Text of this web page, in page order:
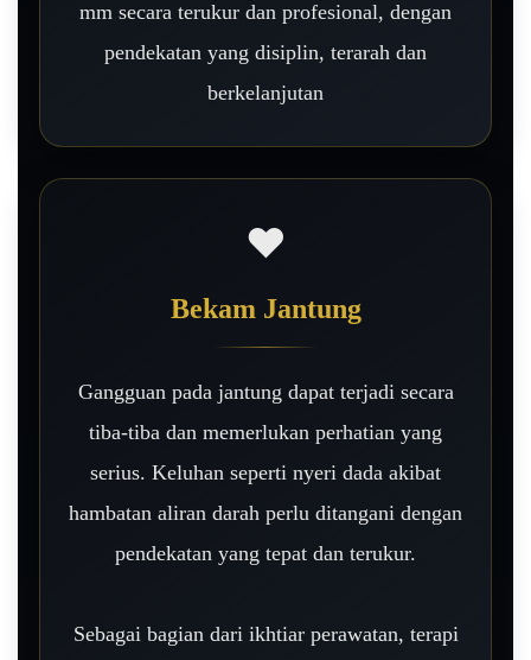
mm secara terukur dan profesional, dengan
pendekatan yang disiplin, terarah dan
berkelanjutan
❤️
Bekam Jantung
Gangguan pada jantung dapat terjadi secara
tiba-tiba dan memerlukan perhatian yang
serius. Keluhan seperti nyeri dada akibat
hambatan aliran darah perlu ditangani dengan
pendekatan yang tepat dan terukur.
Sebagai bagian dari ikhtiar perawatan, terapi